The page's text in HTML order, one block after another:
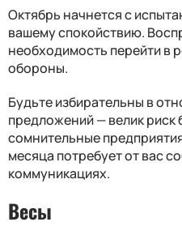
Октябрь начнется с
вашему спокойствию.
необходимость перейти в
обороны.
Будьте избирательны в
предложений — велик риск
сомнительные
месяца потребует от вас
коммуникациях.
Весы